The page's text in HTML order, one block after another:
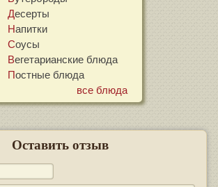
Десерты
Напитки
Соусы
Вегетарианские блюда
Постные блюда
все блюда
Оставить отзыв